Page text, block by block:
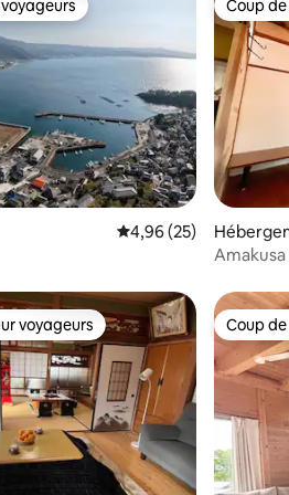
toilettes, balcon et
équipé avec
cuisine et des
ainsi que de la
un four à
cuiseur à riz, un grille-
le rend pratique pour la
Ensemble de
(pas besoin de
de bois, les
sont toujours
excellent accès depuis
Prix des auberges
La piscine sera
30 septembre.
savon
Salles de
voir la
produits
pour le
linge est
gratuit
vue sur
chien
temps
même,
Évaluation moyenne
4,96 (25)
Coup
Coup
maison
voyageurs les plus appréciés
voyageurs Coup
Coup